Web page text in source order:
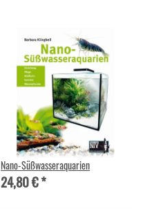
Nano-Süßwasseraquarien
24,80 €*